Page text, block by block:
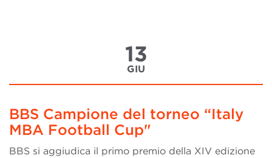
13
GIU
BBS Campione del torneo “Italy
MBA Football Cup"
BBS si aggiudica il primo premio della XIV edizione